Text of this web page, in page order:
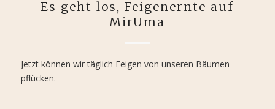
Es geht los, Feigenernte auf
MirUma
Jetzt können wir täglich Feigen von unseren Bäumen
pflücken.